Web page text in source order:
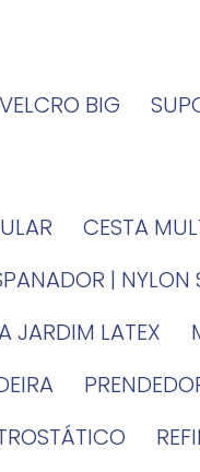
BIG
CESTA
|
JARDIM LATEX